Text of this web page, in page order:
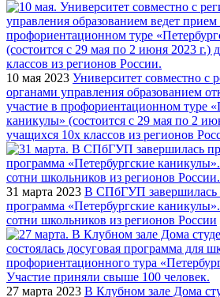
10 мая 2023 Университет совместно с
органами управления образованием
участие в профориентационном туре
каникулы» (состоится с 29 мая по 2
учащихся 10х классов из регионов
31 марта 2023 В СПбГУП завершилась
программа «Петербургские
сотни школьников из регионов России
27 марта 2023 В Клубном зале Дома